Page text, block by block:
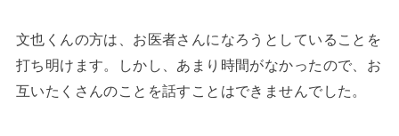
文也くんの方は、お医者さんになろうとしていることを
打ち明けます。しかし、あまり時間がなかったので、お
互いたくさんのことを話すことはできませんでした。